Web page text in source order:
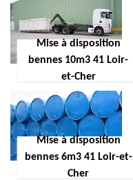
Mise à disposition
bennes 10m3 41 Loir-
et-Cher
Mise à disposition
bennes 6m3 41 Loir-et-
Cher